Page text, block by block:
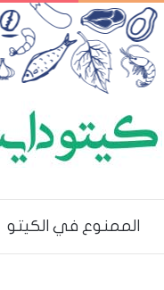
الممنوع في الكيتو